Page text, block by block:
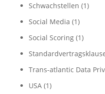
Schwachstellen (1)
Social Media (1)
Social Scoring(1)
Trans-atlantic Data
USA(1)